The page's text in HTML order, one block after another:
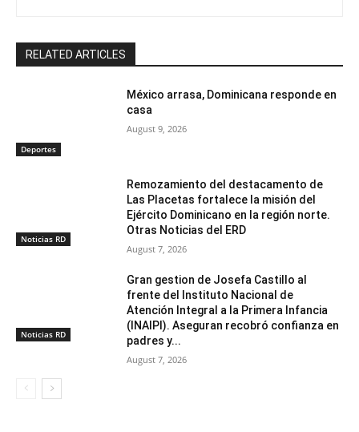
RELATED ARTICLES
Deportes
México arrasa, Dominicana responde en
casa
August 9, 2026
Noticias RD
Remozamiento del destacamento de
Las Placetas fortalece la misión del
Ejército Dominicano en la región norte.
Otras Noticias del ERD
August 7, 2026
Noticias RD
Gran gestion de Josefa Castillo al
frente del Instituto Nacional de
Atención Integral a la Primera Infancia
(INAIPI). Aseguran recobró confianza en
padres y...
August 7, 2026